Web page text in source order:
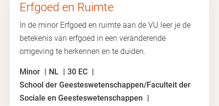
Erfgoed en Ruimte
In de minor Erfgoed en ruimte aan de VU leer je de
betekenis van erfgoed in een veranderende
omgeving te herkennen en te duiden.
Minor NL
30 EC
School der Geesteswetenschappen/Faculteit der
Sociale en Geesteswetenschappen